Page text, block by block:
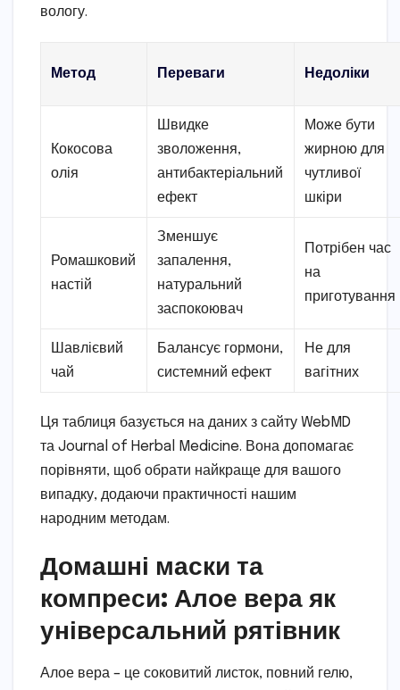
вологу.
Метод Переваги Недоліки
Кокосова
олія
Швидке
зволоження,
антибактеріальний
ефект
Може бути
жирною для
чутливої
шкіри
Ромашковий
настій
Зменшує
запалення,
натуральний
заспокоювач
Потрібен час
на
приготування
Шавлієвий
чай
Балансує гормони,
системний ефект
Не для
вагітних
Ця таблиця базується на даних з сайту WebMD
та Journal of Herbal Medicine. Вона допомагає
порівняти, щоб обрати найкраще для вашого
випадку, додаючи практичності нашим
народним методам.
Домашні маски та
компреси: Алое вера як
універсальний рятівник
Алое вера – це соковитий листок, повний гелю,